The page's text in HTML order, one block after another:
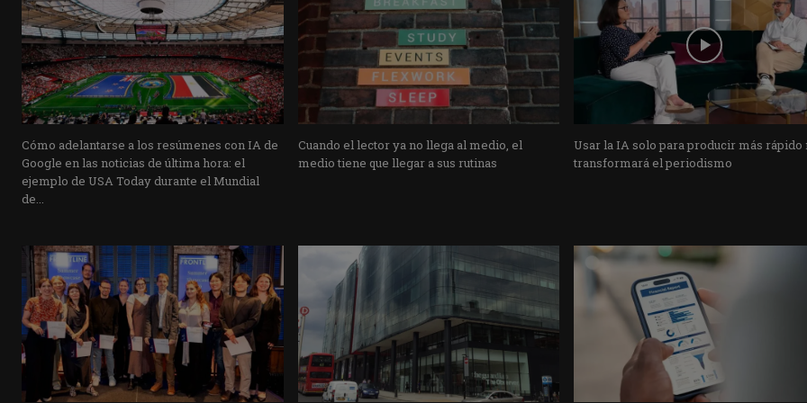
Cómo adelantarse a los resúmenes con IA de
Google en las noticias de última hora: el
ejemplo de USA Today durante el Mundial
de...
Cuando el lector ya no llega al medio, el
medio tiene que llegar a sus rutinas
Usar la IA solo para producir más rápido
transformará el periodismo